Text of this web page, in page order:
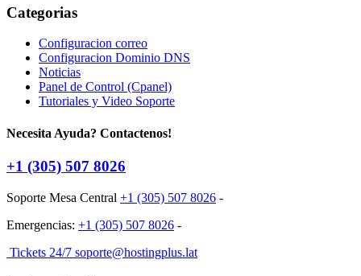
Categorias
Configuracion correo
Configuracion Dominio DNS
Noticias
Panel de Control (Cpanel)
Tutoriales y Video Soporte
Necesita Ayuda? Contactenos!
+1 (305) 507 8026
Soporte Mesa Central +1 (305) 507 8026 -
Emergencias: +1 (305) 507 8026 -
Tickets 24/7 soporte@hostingplus.lat